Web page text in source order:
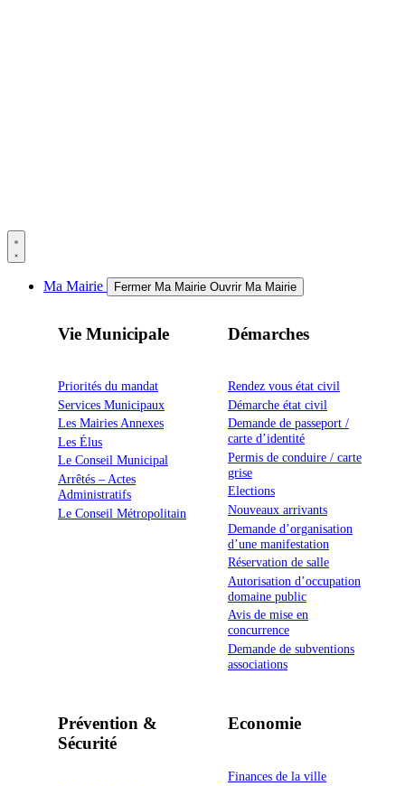
Ma Mairie Fermer Ma Mairie Ouvrir Ma Mairie
Vie Municipale
Priorités du mandat
Services Municipaux
Les Mairies Annexes
Les Élus
Le Conseil Municipal
Arrêtés – Actes
Administratifs
Le Conseil Métropolitain
Démarches
Rendez vous état civil
Démarche état civil
Demande de passeport /
carte d’identité
Permis de conduire / carte
grise
Elections
Nouveaux arrivants
Demande d’organisation
d’une manifestation
Réservation de salle
Autorisation d’occupation
domaine public
Avis de mise en
concurrence
Demande de subventions
associations
Prévention &
Sécurité
Economie
Finances de la ville